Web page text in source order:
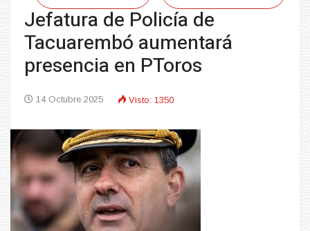
Jefatura de Policía de
Tacuarembó aumentará
presencia en PToros
14 Octubre 2025 Visto: 1350